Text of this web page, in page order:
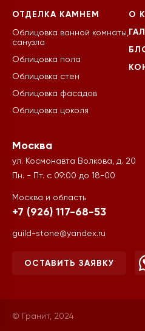
ОТДЕЛКА КАМНЕМ
Облицовка ванной комнаты,
санузла
Облицовка пола
Облицовка стен
Облицовка фасадов
Облицовка цоколя
О
Москва
ул. Космонавта Волкова, д. 20
Пн. - Пт. с 09:00 до 18-00
Москва и область
+7 (926) 117-68-53
guild-stone@yandex.ru
ОСТАВИТЬ ЗАЯВКУ
© Гранит, 2024